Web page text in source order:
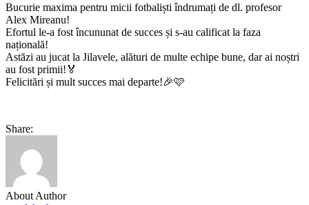
Bucurie maxima pentru micii fotbaliști îndrumați de dl. profesor
Alex Mireanu!
Efortul le-a fost încununat de succes și s-au calificat la faza
națională!
Astăzi au jucat la Jilavele, alături de multe echipe bune, dar ai noștri
au fost primii!🏅
Felicitări și mult succes mai departe!🎉🩷
Share:
About Author